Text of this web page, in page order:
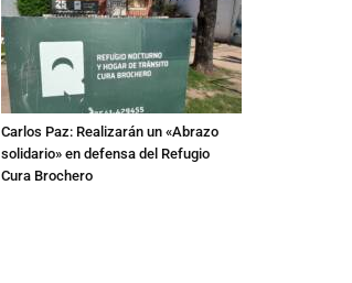
Carlos Paz: Realizarán un «Abrazo
solidario» en defensa del Refugio
Cura Brochero